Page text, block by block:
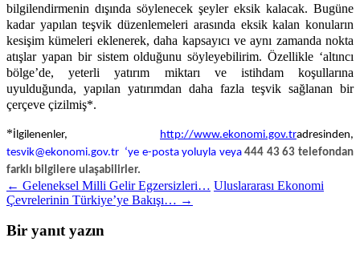
bilgilendirmenin dışında söylenecek şeyler eksik kalacak. Bugüne
kadar yapılan teşvik düzenlemeleri arasında eksik kalan konuların
kesişim kümeleri eklenerek, daha kapsayıcı ve aynı zamanda nokta
atışlar yapan bir sistem olduğunu söyleyebilirim. Özellikle ‘altıncı
bölge’de, yeterli yatırım miktarı ve istihdam koşullarına
uyulduğunda, yapılan yatırımdan daha fazla teşvik sağlanan bir
çerçeve çizilmiş*.
*İlgilenenler, http://www.ekonomi.gov.tradresinden,
tesvik@ekonomi.gov.tr ‘ye e-posta yoluyla veya444 43 63 telefondan
farklı bilgilere ulaşabilirler.
Yazı
dolaşımı
← Geleneksel Milli Gelir Egzersizleri… Uluslararası Ekonomi
Çevrelerinin Türkiye’ye Bakışı… →
Bir yanıt yazın